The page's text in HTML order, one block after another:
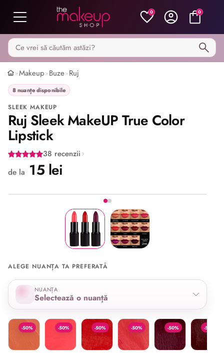
0 0
Caută pe MakeupShop
>Makeup>Buze>Ruj
8 nuanțe disponibile
SLEEK MAKEUP
Ruj Sleek MakeUP True Color
Lipstick
38 recenzii
de la 15 lei
Imaginea 1 din 2
Selectează nuanța
ALEGE NUANȚA TA PREFERATĂ
NUANȚA
Selectează o nuanță
-50%
Peaches and Cream
-50%
Heartbreaker -50%
Omg -50%
Coral Reef -50%
Smoulder -50%
Cherry